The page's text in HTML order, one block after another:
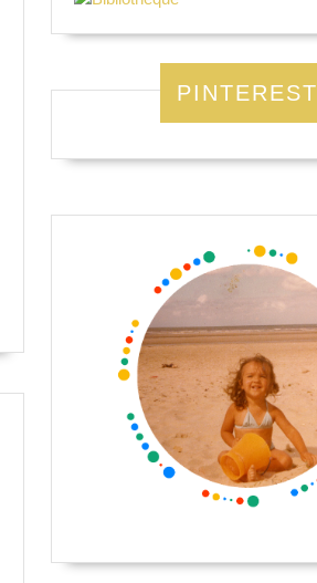
PINTEREST